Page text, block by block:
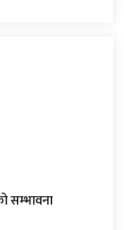
सम्भावना